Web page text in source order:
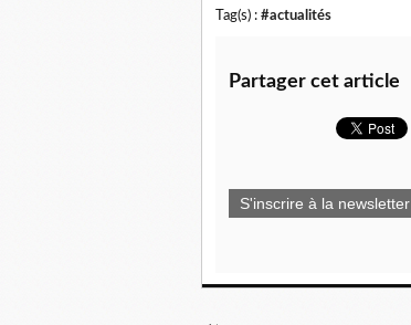
Tag(s) : #actualités
Partager cet article
S'inscrire à la newsletter